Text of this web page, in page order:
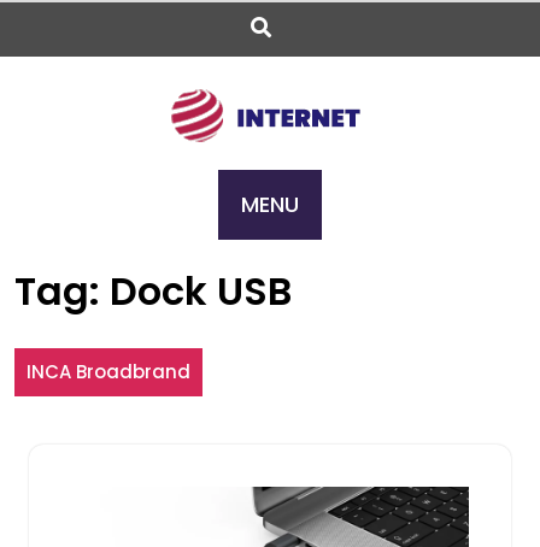
Skip
content
MENU
Tag: Dock USB
INCA Broadbrand